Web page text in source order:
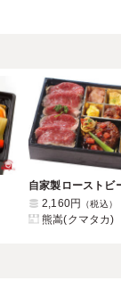
2,160円 （税込）
熊嵩(クマタカ)